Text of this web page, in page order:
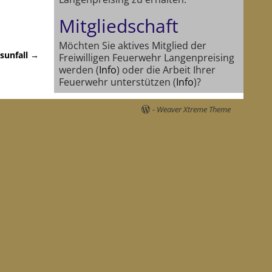
→
Mitgliedschaft
Möchten Sie aktives Mitglied der
Freiwilligen Feuerwehr Langenpreising
werden (Info) oder die Arbeit Ihrer
Feuerwehr unterstützen (Info)?
- Weaver Xtreme Theme